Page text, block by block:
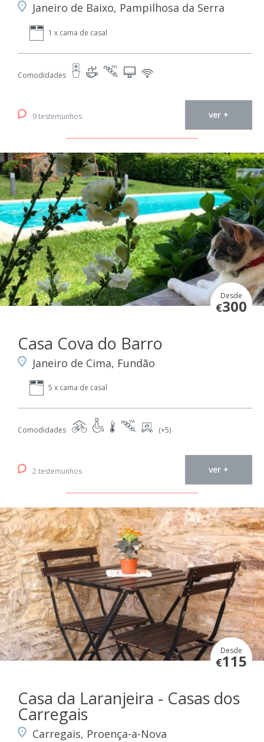
Janeiro de Baixo, Pampilhosa da Serra
1 x cama de casal
Comodidades
9 testemunhos ver +
Desde
€300
Casa Cova do Barro
Janeiro de Cima, Fundão
5 x cama de casal
Comodidades (+5)
2 testemunhos ver +
Desde
€115
Casa da Laranjeira - Casas dos
Carregais
Carregais, Proença-a-Nova